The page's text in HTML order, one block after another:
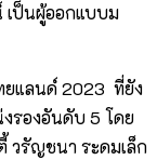
เป็นผู้ออกแบบม
ยแลนด์ 2023 ที่ยัง
งรองอันดับ 5 โดย
วรัญชนา ระดมเล็ก